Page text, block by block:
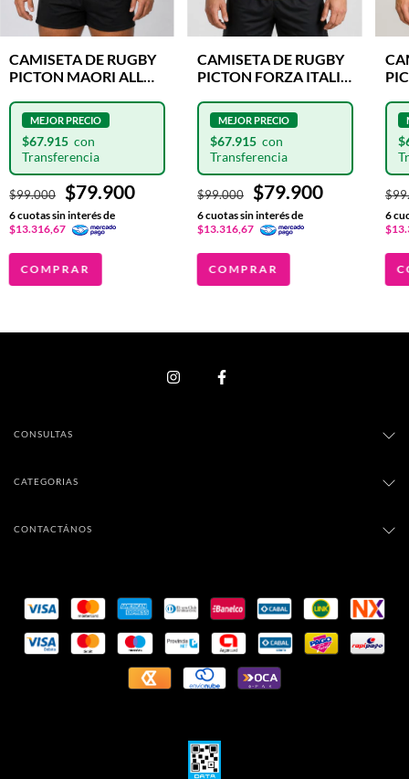
CAMISETA DE RUGBY
PICTON MAORI ALL
$99.000 $79.900
$67.915
6cuotas sin interés de
$13.316,67
COMPRAR
CAMISETA DE RUGBY
PICTON FORZA ITALIA
$99.000 $79.900
$67.915
6cuotas sin interés de
$13.316,67
COMPRAR
6
CONSULTAS
CATEGORIAS
CONTACTÁNOS